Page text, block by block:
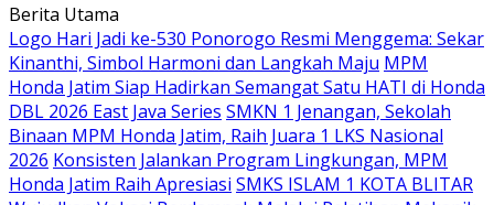
Langsung
ke
konten
Berita Utama
Logo Hari Jadi ke-530 Ponorogo Resmi Menggema: Sekar
Kinanthi, Simbol Harmoni dan Langkah Maju MPM
Honda Jatim Siap Hadirkan Semangat Satu HATI di Honda
DBL 2026 East Java Series SMKN 1 Jenangan, Sekolah
Binaan MPM Honda Jatim, Raih Juara 1 LKS Nasional
2026 Konsisten Jalankan Program Lingkungan, MPM
Honda Jatim Raih Apresiasi SMKS ISLAM 1 KOTA BLITAR